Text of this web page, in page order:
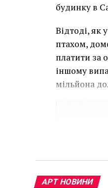
будинку в
Відтоді, як
птахом,
платити за
іншому
мільйона
АРТ НОВИНИ